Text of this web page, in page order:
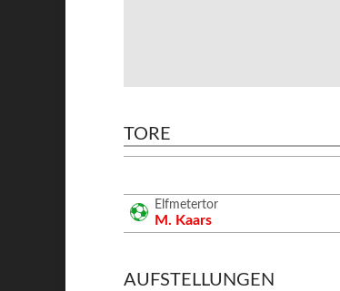
TORE
Elfmetertor
M. Kaars
AUFSTELLUNGEN